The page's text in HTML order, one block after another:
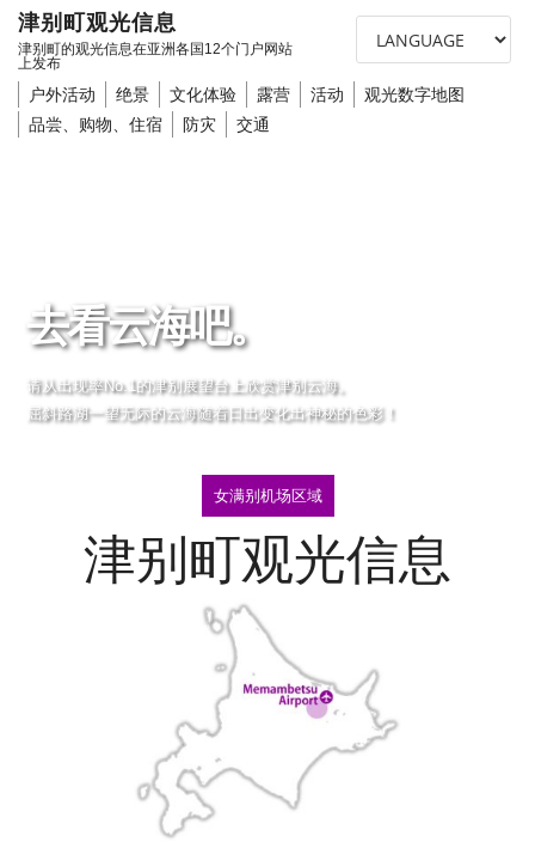
津别町观光信息
津别町的观光信息在亚洲各国12个门户网站
上发布
户外活动 绝景 文化体验 露营 活动
观光数字地图
品尝、购物、住宿
防灾 交通
去看云海吧。
请从出现率No.1的津别展望台上欣赏津别云海。
屈斜路湖一望无际的云海随着日出变化出神秘的色彩！
女满别机场区域
津别町观光信息